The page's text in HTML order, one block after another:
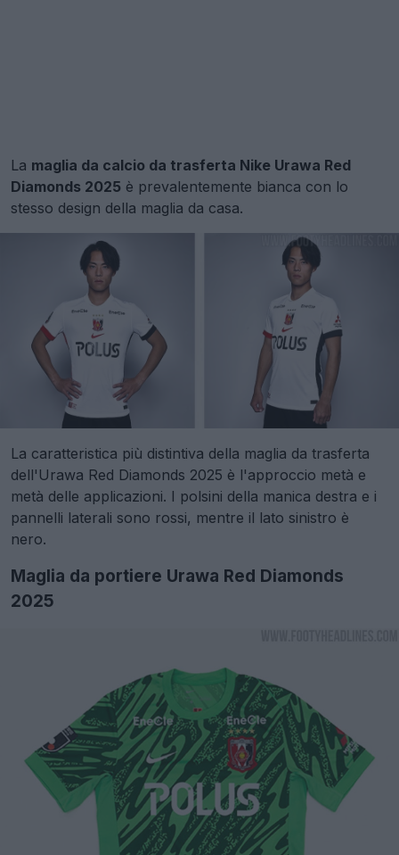
La maglia da calcio da trasferta Nike Urawa Red
Diamonds 2025 è prevalentemente bianca con lo
stesso design della maglia da casa.
La caratteristica più distintiva della maglia da trasferta
dell'Urawa Red Diamonds 2025 è l'approccio metà e
metà delle applicazioni. I polsini della manica destra e i
pannelli laterali sono rossi, mentre il lato sinistro è
nero.
Maglia da portiere Urawa Red Diamonds
2025